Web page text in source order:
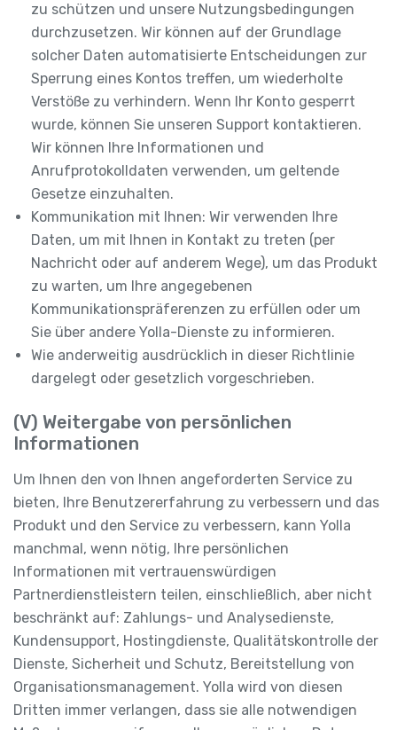
zu schützen und unsere Nutzungsbedingungen
durchzusetzen. Wir können auf der Grundlage
solcher Daten automatisierte Entscheidungen zur
Sperrung eines Kontos treffen, um wiederholte
Verstöße zu verhindern. Wenn Ihr Konto gesperrt
wurde, können Sie unseren Support kontaktieren.
Wir können Ihre Informationen und
Anrufprotokolldaten verwenden, um geltende
Gesetze einzuhalten.
Kommunikation mit Ihnen: Wir verwenden Ihre
Daten, um mit Ihnen in Kontakt zu treten (per
Nachricht oder auf anderem Wege), um das Produkt
zu warten, um Ihre angegebenen
Kommunikationspräferenzen zu erfüllen oder um
Sie über andere Yolla-Dienste zu informieren.
Wie anderweitig ausdrücklich in dieser Richtlinie
dargelegt oder gesetzlich vorgeschrieben.
(V) Weitergabe von persönlichen
Informationen
Um Ihnen den von Ihnen angeforderten Service zu
bieten, Ihre Benutzererfahrung zu verbessern und das
Produkt und den Service zu verbessern, kann Yolla
manchmal, wenn nötig, Ihre persönlichen
Informationen mit vertrauenswürdigen
Partnerdienstleistern teilen, einschließlich, aber nicht
beschränkt auf: Zahlungs- und Analysedienste,
Kundensupport, Hostingdienste, Qualitätskontrolle der
Dienste, Sicherheit und Schutz, Bereitstellung von
Organisationsmanagement. Yolla wird von diesen
Dritten immer verlangen, dass sie alle notwendigen